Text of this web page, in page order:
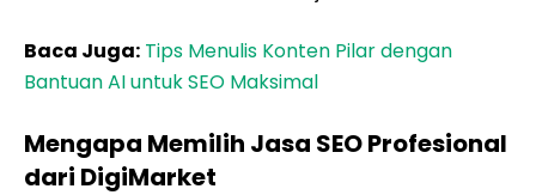
Baca Juga: Tips Menulis Konten Pilar dengan
Bantuan AI untuk SEO Maksimal
Mengapa Memilih Jasa SEO Profesional
dari DigiMarket